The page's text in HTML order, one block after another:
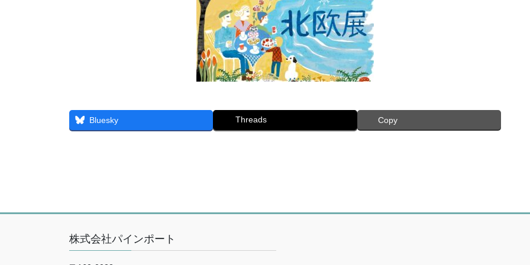
Bluesky Threads Copy
株式会社パインポート